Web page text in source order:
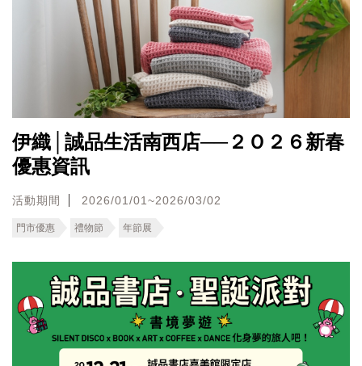
伊織│誠品生活南西店──２Ｏ２６新春
優惠資訊
活動期間 2026/01/01~2026/03/02
門市優惠 禮物節 年節展